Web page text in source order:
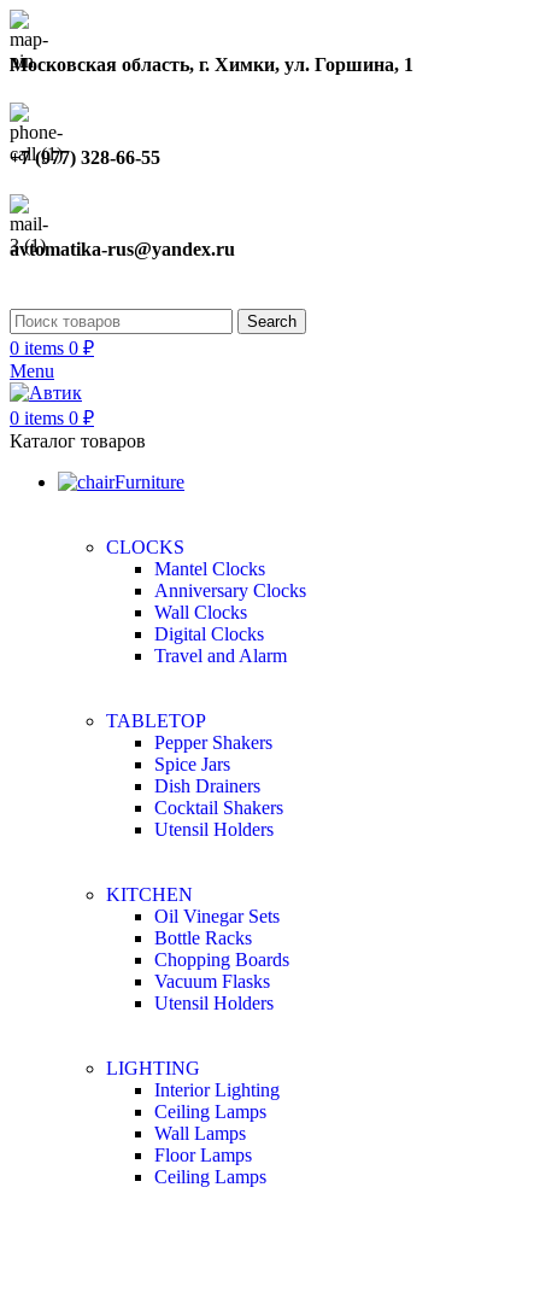
Московская область, г. Химки, ул. Горшина, 1
+7 (977) 328-66-55
avtomatika-rus@yandex.ru
Search
0 items 0 ₽
Menu
0 items 0 ₽
Каталог товаров
Furniture
CLOCKS
Mantel Clocks
Anniversary Clocks
Wall Clocks
Digital Clocks
Travel and Alarm
TABLETOP
Pepper Shakers
Spice Jars
Dish Drainers
Сocktail Shakers
Utensil Holders
KITCHEN
Oil Vinegar Sets
Bottle Racks
Chopping Boards
Vacuum Flasks
Utensil Holders
LIGHTING
Interior Lighting
Ceiling Lamps
Wall Lamps
Floor Lamps
Ceiling Lamps